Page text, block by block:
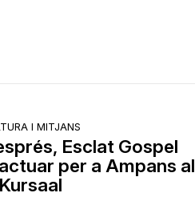
I MITJANS
Esclat Gospel
per a Ampans al
Kursaal